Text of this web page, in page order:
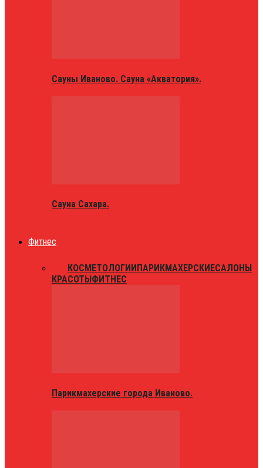
Сауны Иваново. Сауна «Акватория».
Сауна Сахара.
Фитнес
КОСМЕТОЛОГИИПАРИКМАХЕРСКИЕСАЛОНЫ
КРАСОТЫФИТНЕС
Парикмахерские города Иваново.